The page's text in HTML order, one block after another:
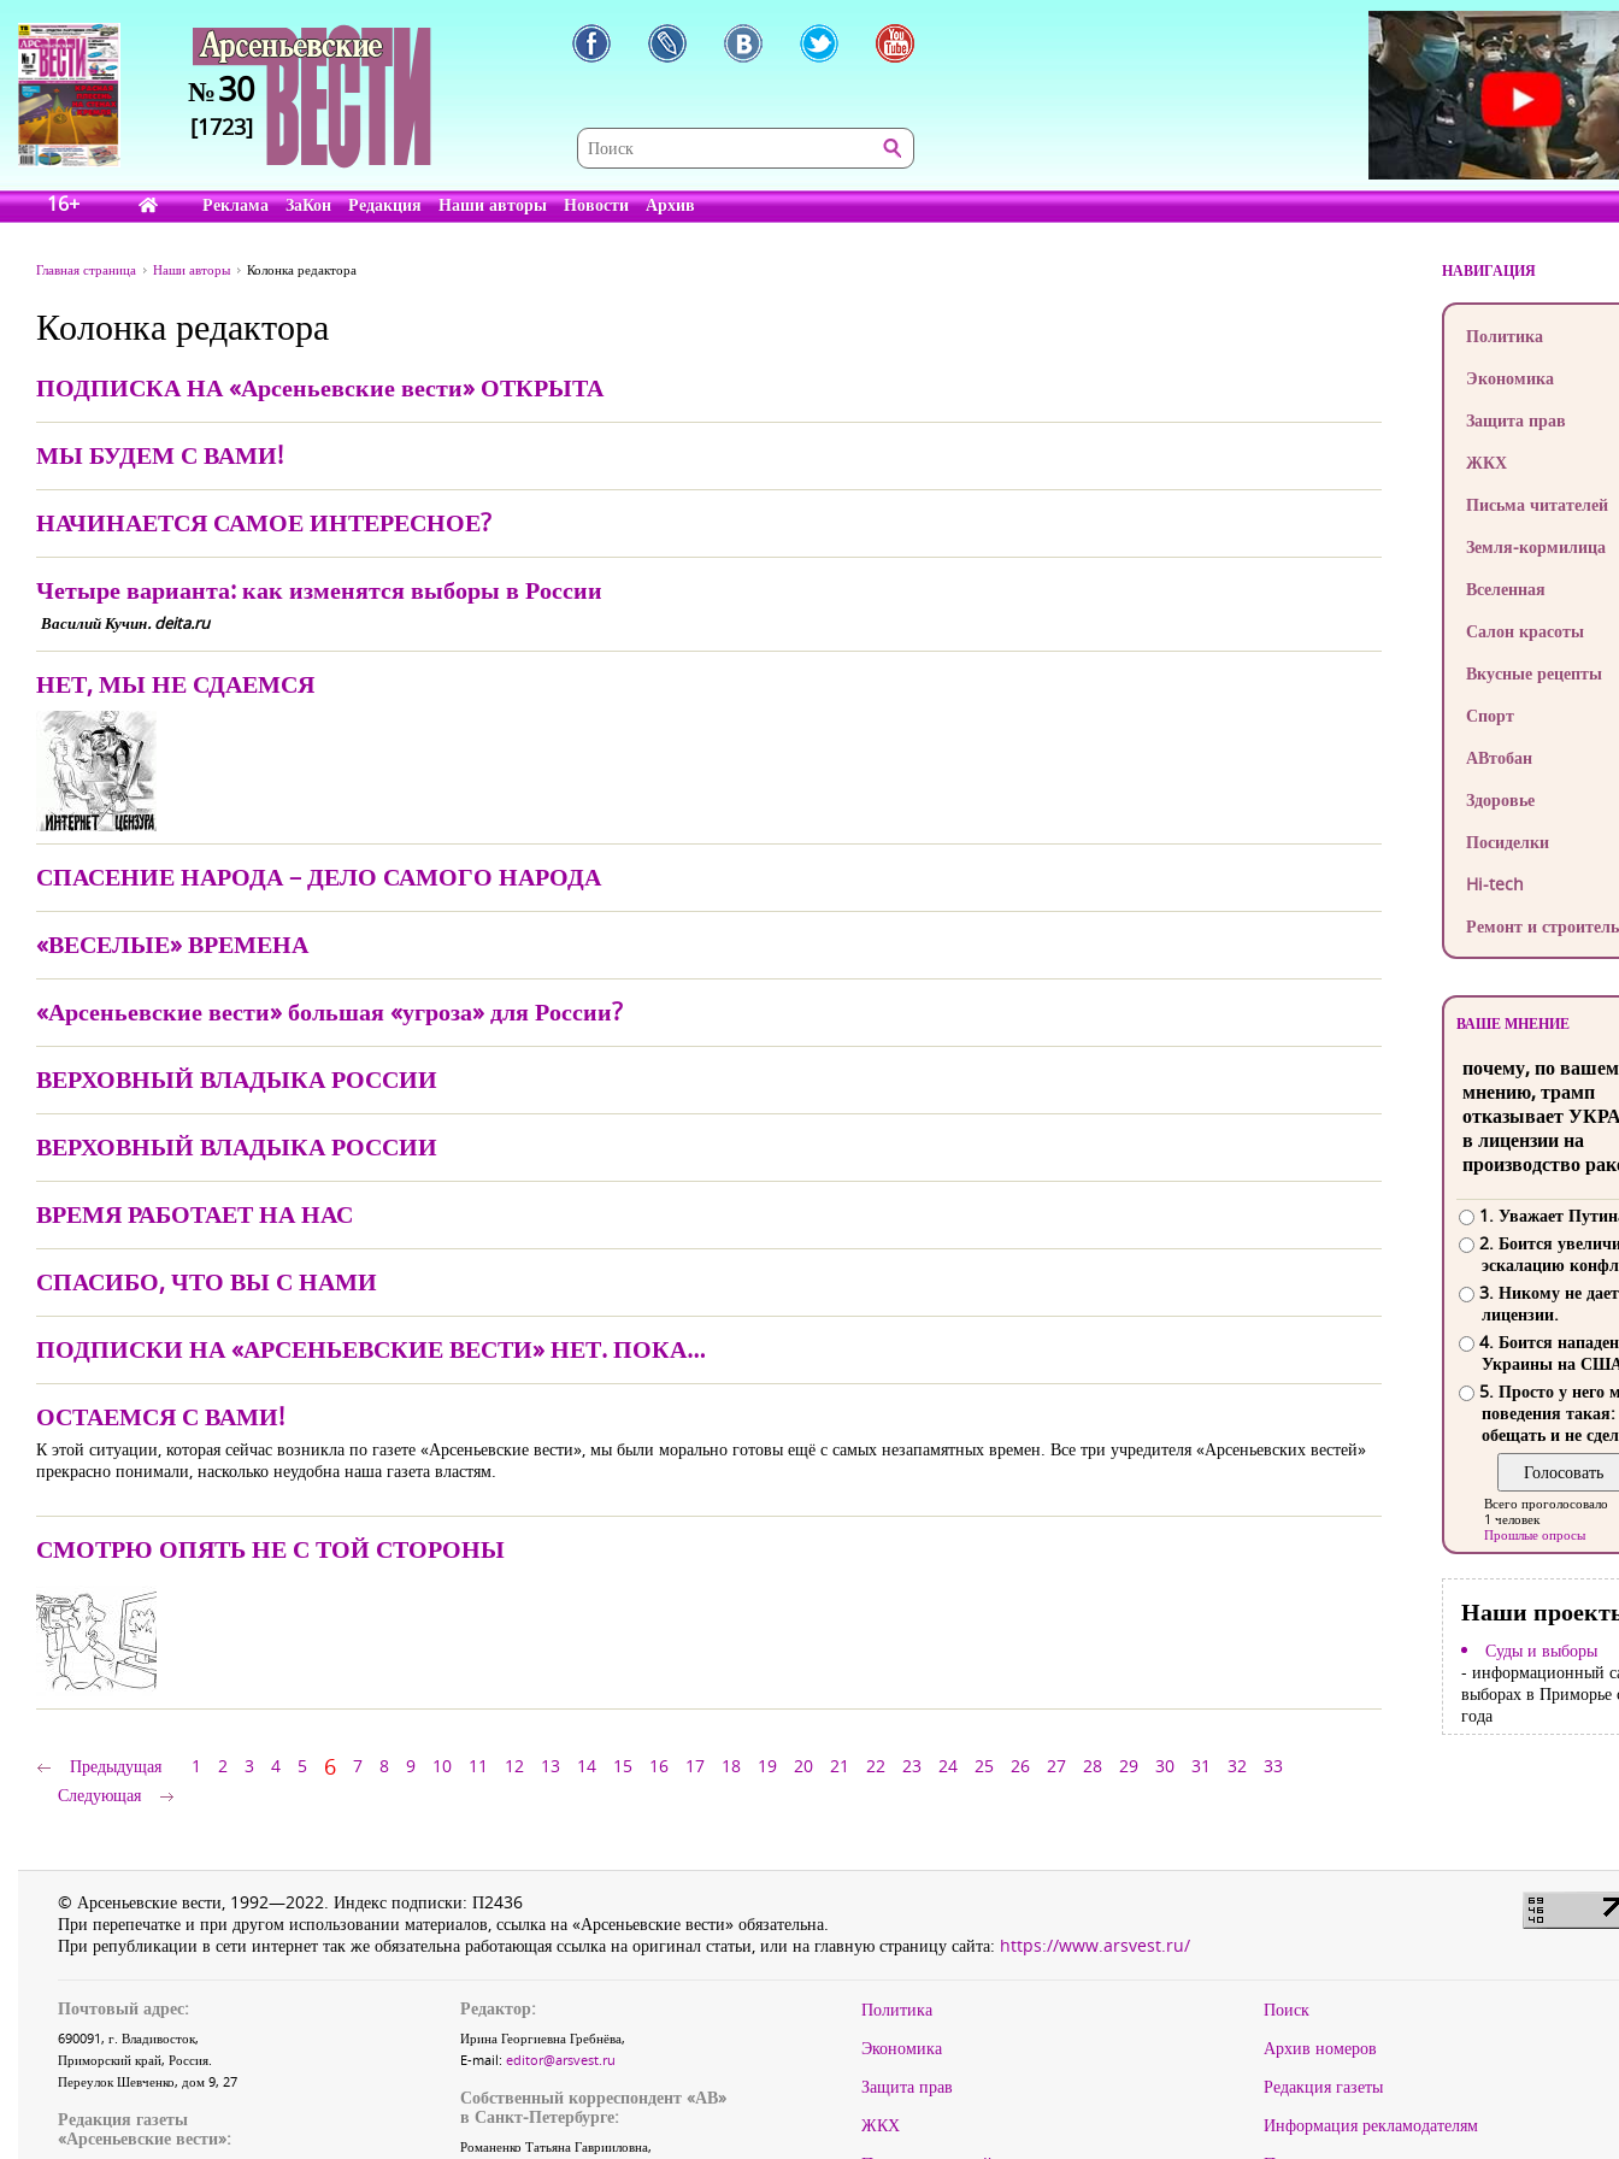
№30
[1723]
16+ Реклама ЗаКон Редакция Наши авторы Новости Архив
Главная страница Наши авторы Колонка редактора
Колонка редактора
ПОДПИСКА НА «Арсеньевские вести» ОТКРЫТА
МЫ БУДЕМ С ВАМИ!
НАЧИНАЕТСЯ САМОЕ ИНТЕРЕСНОЕ?
Четыре варианта: как изменятся выборы в России
Василий Кучин. deita.ru
НЕТ, МЫ НЕ СДАЕМСЯ
СПАСЕНИЕ НАРОДА – ДЕЛО САМОГО НАРОДА
«ВЕСЕЛЫЕ» ВРЕМЕНА
«Арсеньевские вести» большая «угроза» для России?
ВЕРХОВНЫЙ ВЛАДЫКА РОССИИ
ВЕРХОВНЫЙ ВЛАДЫКА РОССИИ
ВРЕМЯ РАБОТАЕТ НА НАС
СПАСИБО, ЧТО ВЫ С НАМИ
ПОДПИСКИ НА «АРСЕНЬЕВСКИЕ ВЕСТИ» НЕТ. ПОКА…
ОСТАЕМСЯ С ВАМИ!
К этой ситуации, которая сейчас возникла по газете «Арсеньевские вести», мы были морально готовы ещё с самых незапамятных времен. Все три учредителя «Арсеньевских вестей»
прекрасно понимали, насколько неудобна наша газета властям.
СМОТРЮ ОПЯТЬ НЕ С ТОЙ СТОРОНЫ
Предыдущая 1 2 3 4 5 6 7 8 9 10 11 12 13 14 15 16 17 18 19 20 21 22 23 24 25 26 27 28 29 30 31 32
33
Следующая
НАВИГАЦИЯ
Политика
Экономика
Защита прав
ЖКХ
Письма читателей
Земля-кормилица
Вселенная
Салон красоты
Вкусные рецепты
Спорт
АВтобан
Здоровье
Посиделки
Hi-tech
Ремонт и
ВАШЕ МНЕНИЕ
почему, по
мнению, трамп
отказывает
в лицензии на
производство
1. Уважает
2. Боится
эскалацию
3. Никому не
лицензии.
4. Боится
Украины на
5. Просто у него
поведения такая:
обещать и не
Всего проголосовало
1 человек
Прошлые опросы
Наши
Суды и выборы
- информационный
выборах в Приморье
года
© Арсеньевские вести, 1992—2022. Индекс подписки: П2436
При перепечатке и при другом использовании материалов, ссылка на «Арсеньевские вести» обязательна.
При републикации в сети интернет так же обязательна работающая ссылка на оригинал статьи, или на главную страницу сайта: https://www.arsvest.ru/
Почтовый адрес:
690091, г. Владивосток,
Приморский край, Россия.
Переулок Шевченко, дом 9, 27
Редакция газеты
«Арсеньевские вести»:
Редактор:
Ирина Георгиевна Гребнёва,
E-mail: editor@arsvest.ru
Собственный корреспондент «АВ»
в Санкт-Петербурге:
Романенко Татьяна Гаврииловна,
Политика
Экономика
Защита прав
ЖКХ
Поиск
Архив номеров
Редакция газеты
Информация рекламодателям